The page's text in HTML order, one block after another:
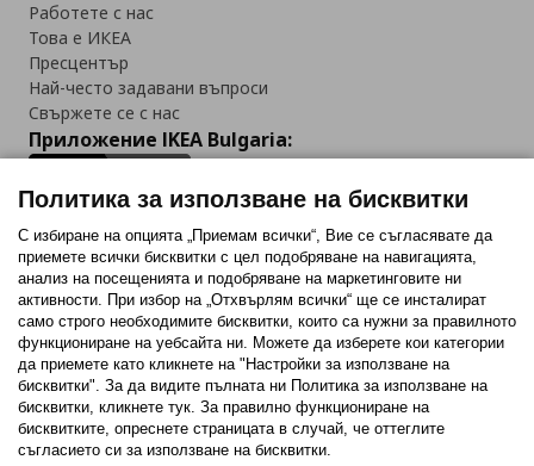
Работете с нас
Това е ИКЕА
Пресцентър
Най-често задавани въпроси
Свържете се с нас
Приложение IKEA Bulgaria:
Последвайте ни:
FacebookTwitterYoutubePinterestInstagram
Политика за използване на бисквитки (Cookies)
Политика за използване на бисквитки
С избиране на опцията „Приемам всички“, Вие се съгласявате да
приемете всички бисквитки с цел подобряване на навигацията,
анализ на посещенията и подобряване на маркетинговите ни
активности. При избор на „Отхвърлям всички“ ще се инсталират
само строго необходимитe бисквитки, които са нужни за правилното
функциониране на уебсайта ни. Можете да изберете кои категории
да приемете като кликнете на "Настройки за използване на
бисквитки". За да видите пълната ни Политика за използване на
бисквитки, кликнете тук. За правилно функциониране на
бисквитките, опреснете страницата в случай, че оттеглите
съгласието си за използване на бисквитки.